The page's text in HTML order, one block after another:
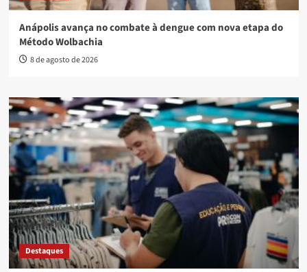
Anápolis avança no combate à dengue com nova etapa do
Método Wolbachia
8 de agosto de 2026
Destaques